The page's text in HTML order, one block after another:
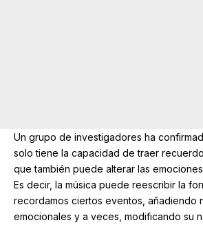
Un grupo de investigadores ha
solo tiene la capacidad de traer
que también puede alterar las
Es decir, la música puede reescribir la
recordamos ciertos eventos, añadiendo
emocionales y a veces, modificando su